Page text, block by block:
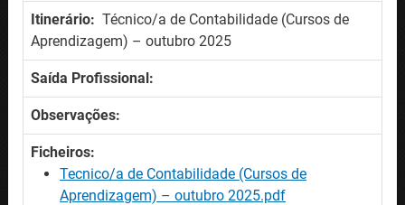
Itinerário: Técnico/a de Contabilidade (Cursos de
Aprendizagem) – outubro 2025
Saída Profissional:
Observações:
Ficheiros:
Tecnico/a de Contabilidade (Cursos de
Aprendizagem) – outubro 2025.pdf
OFERTAS
Ofertas de emprego
Ofertas de formação
AJUDA
Mapa do site
Acessibilidade